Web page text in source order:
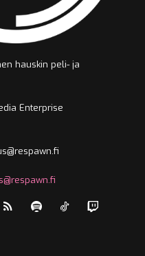
hauskin peli- ja
Enterprise